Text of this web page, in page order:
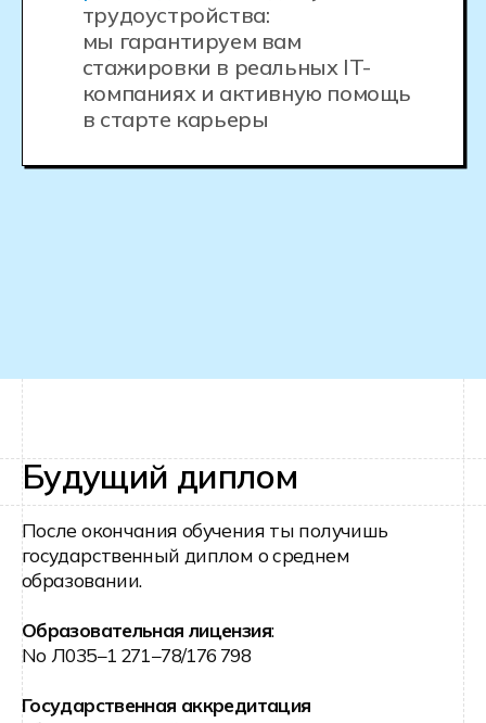
IT-колледж Хекслет был создан на базе
платформы Хекслет - лучшей обучающей
платформы по программированию по
версии habr. Платформа Хекслет
существует с 2012 года и обучила
сейчас работают в топовых компаниях.
обучается в Хекслет Колледже прямо
сейчас